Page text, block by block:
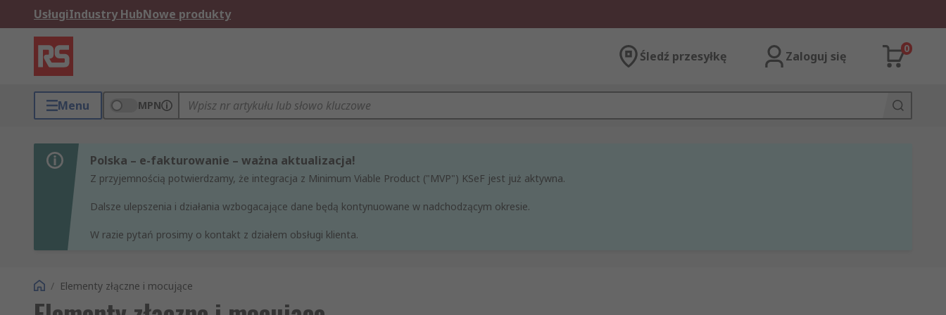
UsługiIndustry HubNowe produkty
Śledź przesyłkę Zaloguj się
0
Menu MPN
Polska – e-fakturowanie – ważna aktualizacja!
Z przyjemnością potwierdzamy, że integracja z Minimum Viable Product ("MVP") KSeF jest już aktywna.
Dalsze ulepszenia i działania wzbogacające dane będą kontynuowane w nadchodzącym okresie.
W razie pytań prosimy o kontakt z działem obsługi klienta.
/ Elementy złączne i mocujące